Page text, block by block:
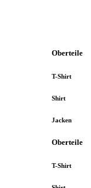
Oberteile
T-Shirt
Shirt
Jacken
Oberteile
T-Shirt